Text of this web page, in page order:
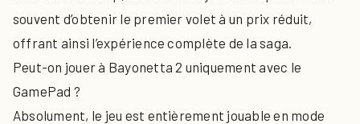
souvent d’obtenir le premier volet à un prix réduit,
offrant ainsi l’expérience complète de la saga.
Peut-on jouer à Bayonetta 2 uniquement avec le
GamePad ?
Absolument, le jeu est entièrement jouable en mode